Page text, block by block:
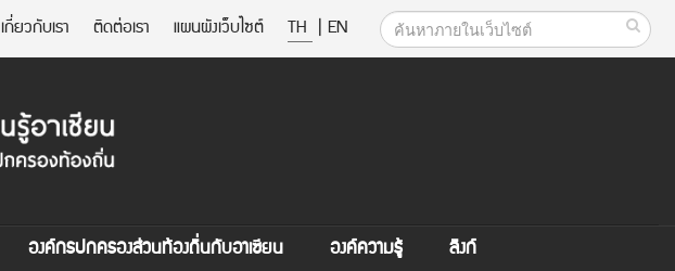
เกี่ยวกับเรา ติดต่อเรา แผนผังเว็บไซต์ TH | EN
องค์กรปกครองส่วนท้องถิ่นกับอาเซียน องค์ความรู้ ลิงก์